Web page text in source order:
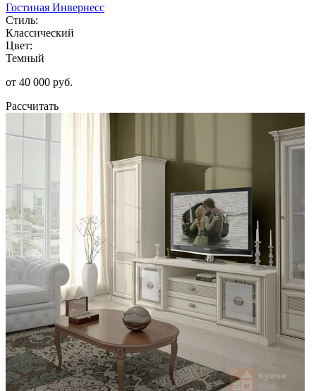
Гостиная Инвернесс
Стиль:
Классический
Цвет:
Темный
от 40 000 руб.
Рассчитать